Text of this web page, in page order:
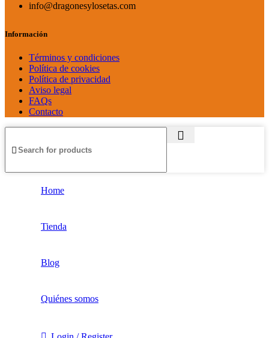
info@dragonesylosetas.com
Información
Términos y condiciones
Política de cookies
Política de privacidad
Aviso legal
FAQs
Contacto
Home
Tienda
Blog
Quiénes somos